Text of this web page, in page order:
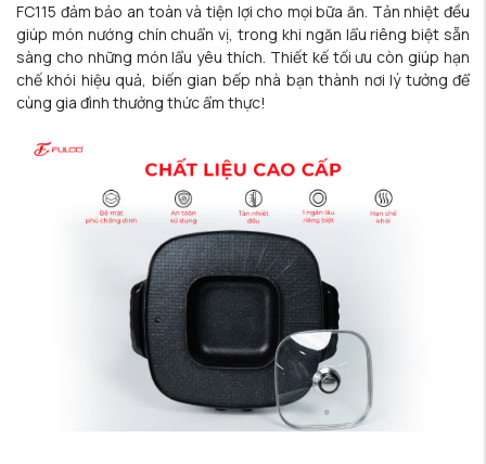
FC115 đảm bảo an toàn và tiện lợi cho mọi bữa ăn. Tản nhiệt đều
giúp món nướng chín chuẩn vị, trong khi ngăn lẩu riêng biệt sẵn
sàng cho những món lẩu yêu thích. Thiết kế tối ưu còn giúp hạn
chế khói hiệu quả, biến gian bếp nhà bạn thành nơi lý tưởng để
cùng gia đình thưởng thức ẩm thực!